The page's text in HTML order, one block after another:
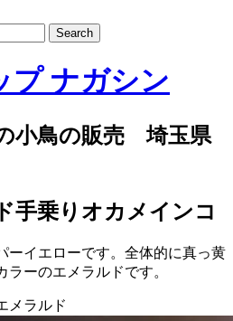
プ ナガシン
小鳥の販売 埼玉県
手乗りオカメインコ
ーイエローです。全体的に真っ黄
ーのエメラルドです。
メラルド